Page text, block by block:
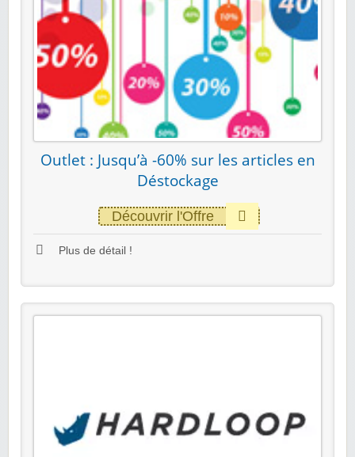
Outlet : Jusqu’à -60% sur les articles en
Déstockage
Découvrir l'Offre
Plus de détail !